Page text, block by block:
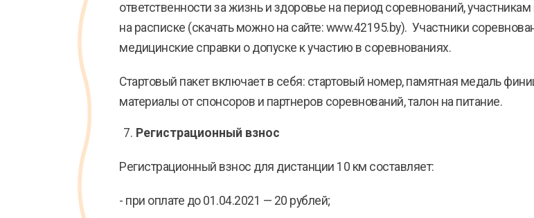
ответственности за жизнь и здоровье на период соревнований,
на расписке (скачать можно на сайте: www.42195.by). Участники
медицинские справки о допуске к участию в соревнованиях.
Стартовый пакет включает в себя: стартовый номер, памятная медаль
материалы от спонсоров и партнеров соревнований, талон на питание.
Регистрационный взнос
Регистрационный взнос для дистанции 10 км составляет:
- при оплате до 01.04.2021 — 20 рублей;